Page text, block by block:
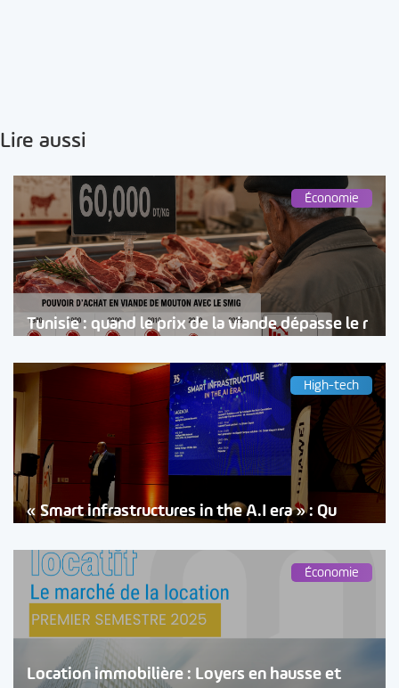
Lire aussi
Économie
Tunisie : quand le prix de la viande dépasse le r
High-tech
« Smart infrastructures in the A.I era » : Qu
Économie
Location immobilière : Loyers en hausse et